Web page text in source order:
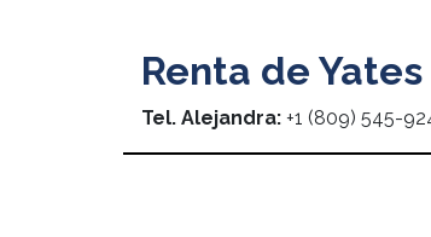
Renta de Yates
Tel. Alejandra: +1 (809) 545-